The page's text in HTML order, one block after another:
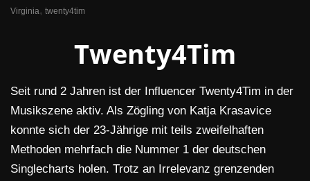
Virginia, twenty4tim
Twenty4Tim
Seit rund 2 Jahren ist der Influencer Twenty4Tim in der
Musikszene aktiv. Als Zögling von Katja Krasavice
konnte sich der 23-Jährige mit teils zweifelhaften
Methoden mehrfach die Nummer 1 der deutschen
Singlecharts holen. Trotz an Irrelevanz grenzenden